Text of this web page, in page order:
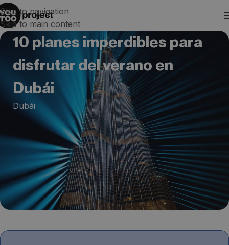
Skip to navigation
Skip to main content
10 planes imperdibles para
disfrutar del verano en
Dubái
Dubái